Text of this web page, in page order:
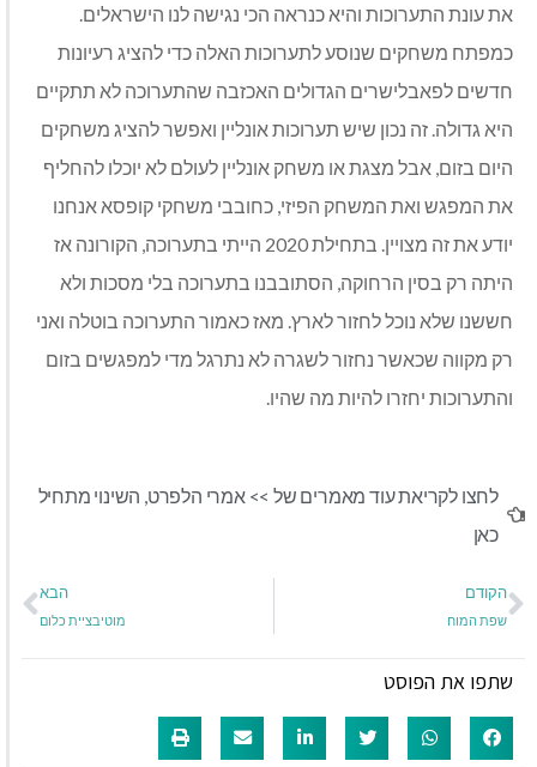
את עונת התערוכות והיא כנראה הכי נגישה לנו הישראלים.
כמפתח משחקים שנוסע לתערוכות האלה כדי להציג רעיונות
חדשים לפאבלישרים הגדולים האכזבה שהתערוכה לא תתקיים
היא גדולה. זה נכון שיש תערוכות אונליין ואפשר להציג משחקים
היום בזום, אבל מצגת או משחק אונליין לעולם לא יוכלו להחליף
את המפגש ואת המשחק הפיזי, כחובבי משחקי קופסא אנחנו
יודע את זה מצויין. בתחילת 2020 הייתי בתערוכה, הקורונה אז
היתה רק בסין הרחוקה, הסתובבנו בתערוכה בלי מסכות ולא
חששנו שלא נוכל לחזור לארץ. מאז כאמור התערוכה בוטלה ואני
רק מקווה שכאשר נחזור לשגרה לא נתרגל מדי למפגשים בזום
והתערוכות יחזרו להיות מה שהיו.
לחצו לקריאת עוד מאמרים של >> אמרי הלפרט, השינוי מתחיל
כאן
הקודם
שפת המוח
הבא
מוטיבציית כלום
שתפו את הפוסט